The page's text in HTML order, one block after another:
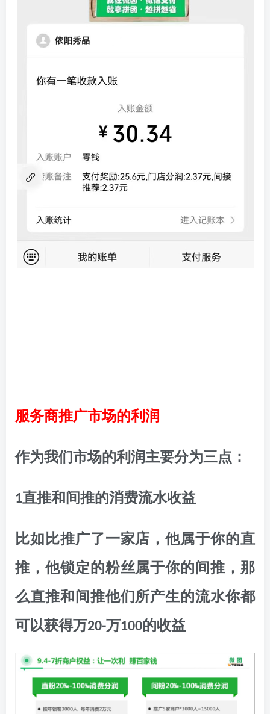
服务商推广市场的利润
作为我们市场的利润主要分为三点：
1直推和间推的消费流水收益
比如比推广了一家店，他属于你的直
推，他锁定的粉丝属于你的间推，那
么直推和间推他们所产生的流水你都
可以获得万20-万100的收益